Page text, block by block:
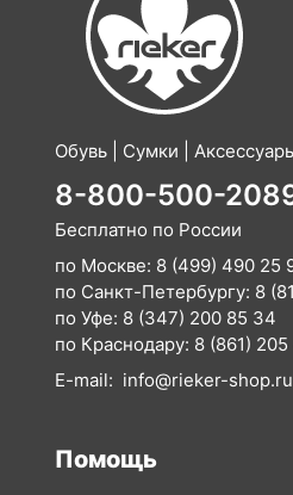
Обувь | Сумки |
8-800-500-
Бесплатно по России
по Москве: 8 (499) 490 25
по Санкт-Петербургу: 8
по Уфе: 8 (347) 200 85 34
по Краснодару: 8 (861)
E-mail: info@rieker-shop.ru
Помощь